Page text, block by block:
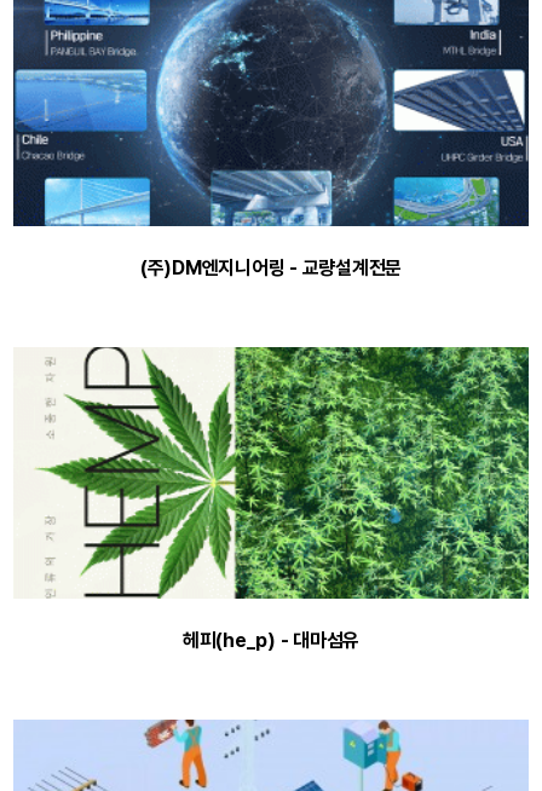
(주)DM엔지니어링 - 교량설계전문
헤피(he_p) - 대마섬유